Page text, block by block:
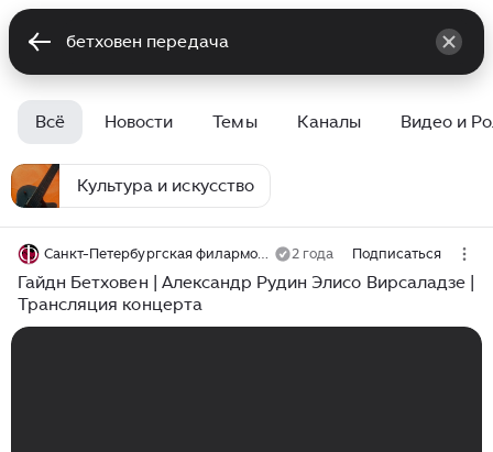
Всё Новости Темы Каналы Видео и
Культура и искусство
Санкт-Петербургская филармония им. Д.Д. Шостаковича 2 года Подписаться
Гайдн Бетховен | Александр Рудин Элисо Вирсаладзе |
Трансляция концерта